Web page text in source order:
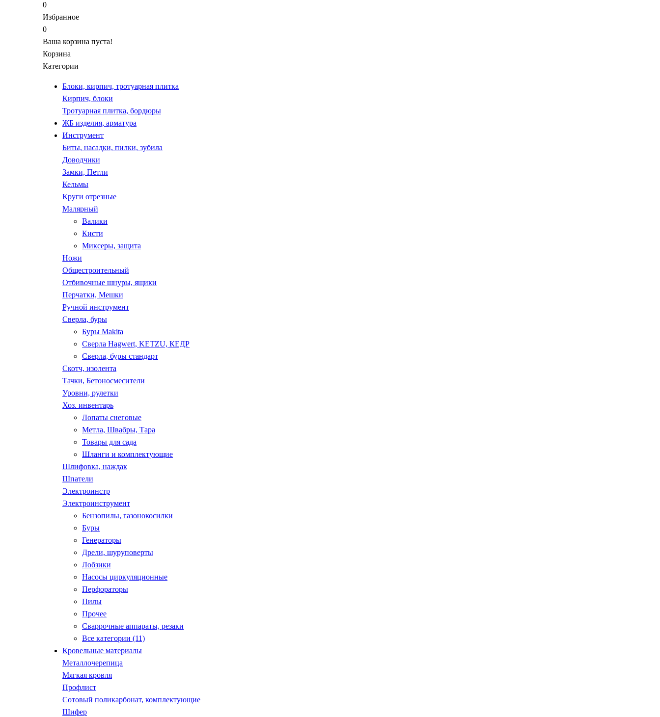
0
Избранное
0
Ваша корзина пуста!
Корзина
Категории
Блоки, кирпич, тротуарная плитка
Кирпич, блоки
Тротуарная плитка, бордюры
ЖБ изделия, арматура
Инструмент
Биты, насадки, пилки, зубила
Доводчики
Замки, Петли
Кельмы
Круги отрезные
Малярный
Валики
Кисти
Миксеры, защита
Ножи
Общестроительный
Отбивочные шнуры, ящики
Перчатки, Мешки
Ручной инструмент
Сверла, буры
Буры Makita
Сверла Hagwert, KETZU, КЕДР
Сверла, буры стандарт
Скотч, изолента
Тачки, Бетоносмесители
Уровни, рулетки
Хоз. инвентарь
Лопаты снеговые
Метла, Швабры, Тара
Товары для сада
Шланги и комплектующие
Шлифовка, наждак
Шпатели
Электроинстр
Электроинструмент
Бензопилы, газонокосилки
Буры
Генераторы
Дрели, шуруповерты
Лобзики
Насосы циркуляционные
Перфораторы
Пилы
Прочее
Сваррочные аппараты, резаки
Все категории (11)
Кровельные материалы
Металлочерепица
Мягкая кровля
Профлист
Сотовый поликарбонат, комплектующие
Шифер